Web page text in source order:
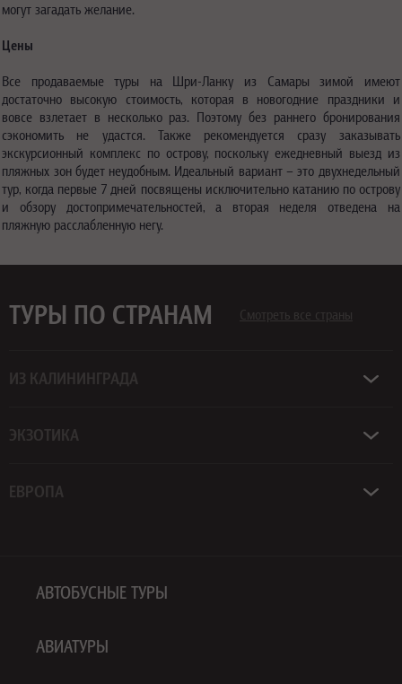
могут загадать желание.
Цены
Все продаваемые туры на Шри-Ланку из Самары зимой имеют
достаточно высокую стоимость, которая в новогодние праздники и
вовсе взлетает в несколько раз. Поэтому без раннего бронирования
сэкономить не удастся. Также рекомендуется сразу заказывать
экскурсионный комплекс по острову, поскольку ежедневный выезд из
пляжных зон будет неудобным. Идеальный вариант – это двухнедельный
тур, когда первые 7 дней посвящены исключительно катанию по острову
и обзору достопримечательностей, а вторая неделя отведена на
пляжную расслабленную негу.
ТУРЫ ПО СТРАНАМ Смотреть все страны
ИЗ КАЛИНИНГРАДА
ЭКЗОТИКА
ЕВРОПА
АВТОБУСНЫЕ ТУРЫ
АВИАТУРЫ